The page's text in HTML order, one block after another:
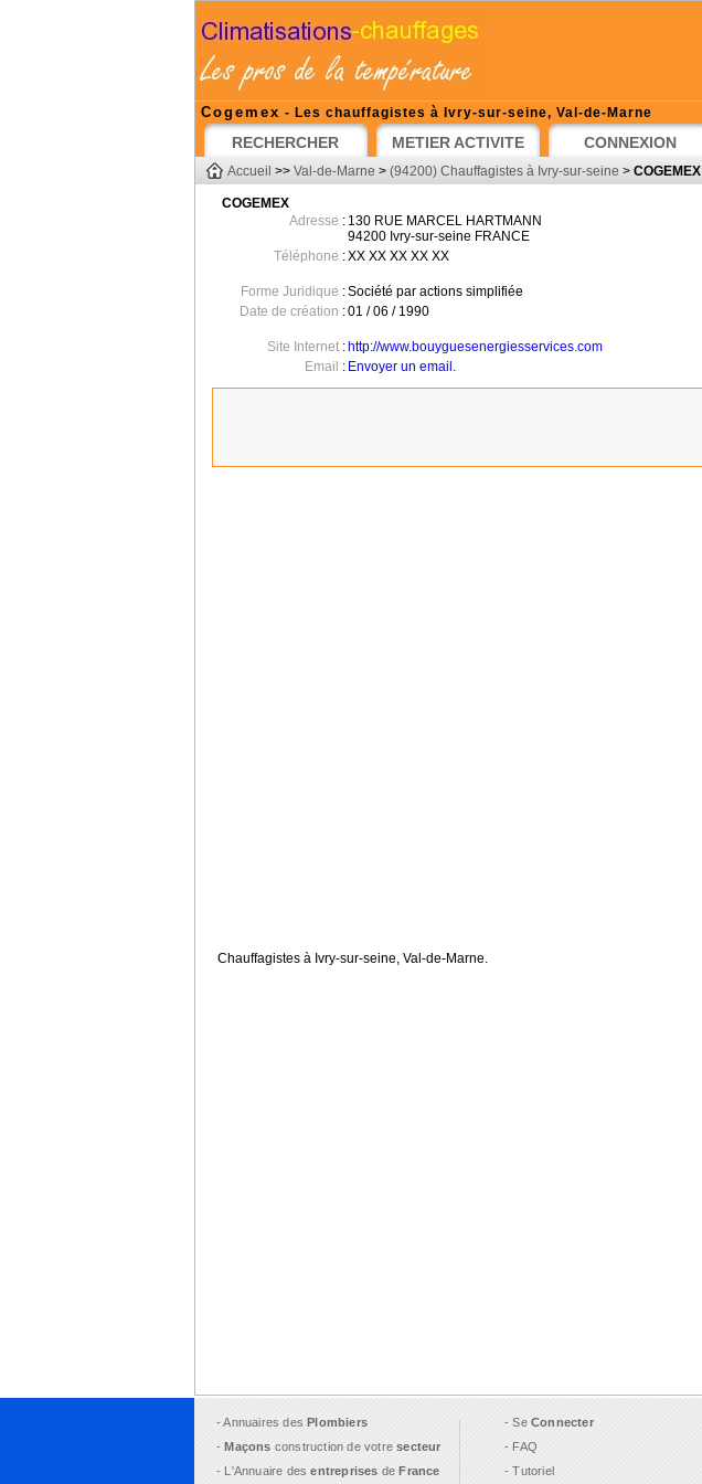
Cogemex - Les chauffagistes à Ivry-sur-seine, Val-de-Marne
RECHERCHER METIER ACTIVITE CONNEXION
Accueil >> Val-de-Marne > (94200) Chauffagistes à Ivry-sur-seine > COGEMEX
COGEMEX
Adresse : 130 RUE MARCEL HARTMANN
94200 Ivry-sur-seine FRANCE
Téléphone :XX XX XX XX XX
Forme Juridique :Société par actions simplifiée
Date de création :01 / 06 / 1990
Site Internet: http://www.bouyguesenergiesservices.com
Email : Envoyer un email.
Chauffagistes à Ivry-sur-seine, Val-de-Marne.
- Annuaires desPlombiers
-Maçons construction de votresecteur
- L'Annuaire desentreprises deFrance
- Se Connecter
- FAQ
- Tutoriel